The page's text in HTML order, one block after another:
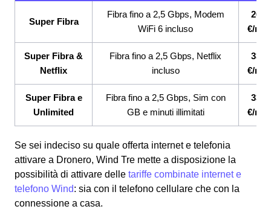
Super Fibra
Fibra fino a 2,5 Gbps, Modem
WiFi 6 incluso
€/
Super Fibra &
Netflix
Fibra fino a 2,5 Gbps, Netflix
incluso
€/
Super Fibra e
Unlimited
Fibra fino a 2,5 Gbps, Sim con
GB e minuti illimitati
€/
Se sei indeciso su quale offerta internet e telefonia
attivare a Dronero, Wind Tre mette a disposizione la
possibilità di attivare delle tariffe combinate internet e
telefono Wind: sia con il telefono cellulare che con la
connessione a casa.